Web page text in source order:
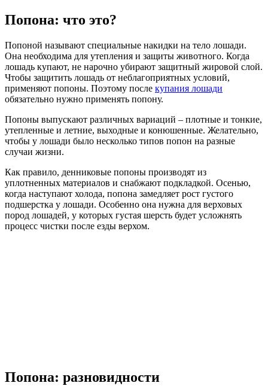
Попона: что это?
Попоной называют специальные накидки на тело лошади.
Она необходима для утепления и защиты животного. Когда
лошадь купают, не нарочно убирают защитный жировой слой.
Чтобы защитить лошадь от неблагоприятных условий,
применяют попоны. Поэтому после купания лошади
обязательно нужно применять попону.
Попоны выпускают различных вариаций – плотные и тонкие,
утепленные и летние, выходные и конюшенные. Желательно,
чтобы у лошади было несколько типов попон на разные
случаи жизни.
Как правило, денниковые попоны производят из
уплотненных материалов и снабжают подкладкой. Осенью,
когда наступают холода, попона замедляет рост густого
подшерстка у лошади. Особенно она нужна для верховых
пород лошадей, у которых густая шерсть будет усложнять
процесс чистки после езды верхом.
Попона: разновидности